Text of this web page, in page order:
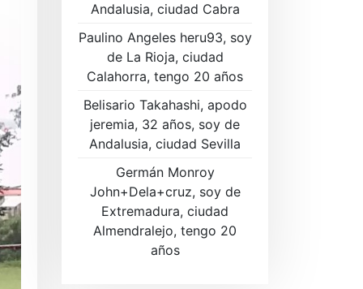
Andalusia, ciudad Cabra
Paulino Angeles heru93, soy
de La Rioja, ciudad
Calahorra, tengo 20 años
Belisario Takahashi, apodo
jeremia, 32 años, soy de
Andalusia, ciudad Sevilla
Germán Monroy
John+Dela+cruz, soy de
Extremadura, ciudad
Almendralejo, tengo 20
años